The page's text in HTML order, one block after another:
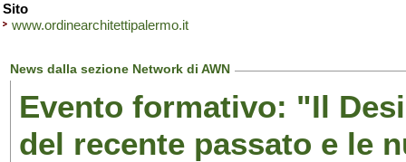
Sito
www.ordinearchitettipalermo.it
News dalla sezione Network di AWN
Evento formativo: "Il
del recente passato e le